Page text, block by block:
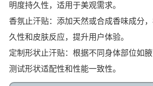
明度持久性，适用于美观需求。
香氛止汗贴：添加天然或合成香味成分
久性和皮肤反应，提升用户体验。
定制形状止汗贴：根据不同身体部位如腋
测试形状适配性和性能一致性。